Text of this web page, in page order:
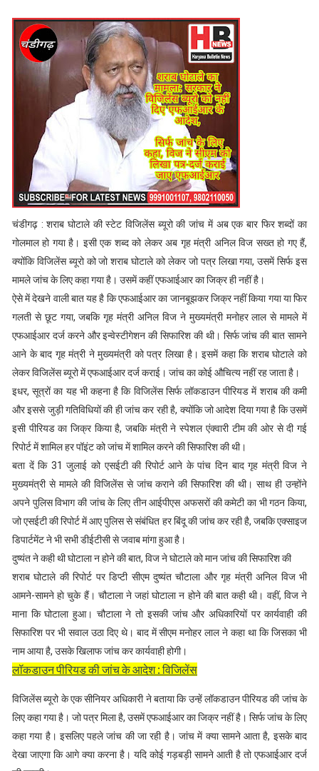
चंडीगढ़ : शराब घोटाले की स्टेट विजिलेंस ब्यूरो की जांच में अब एक बार फिर शब्दों का
गोलमाल हो गया है। इसी एक शब्द को लेकर अब गृह मंत्री अनिल विज सख्त हो गए हैं,
क्योंकि विजिलेंस ब्यूरो को जो शराब घोटाले को लेकर जो पत्र लिखा गया, उसमें सिर्फ इस
मामले जांच के लिए कहा गया है। उसमें कहीं एफआईआर का जिक्र ही नहीं है।
ऐसे में देखने वाली बात यह है कि एफआईआर का जानबूझकर जिक्र नहीं किया गया या फिर
गलती से छूट गया, जबकि गृह मंत्री अनिल विज ने मुख्यमंत्री मनोहर लाल से मामले में
एफआईआर दर्ज करने और इन्वेस्टीगेशन की सिफारिश की थी। सिर्फ जांच की बात सामने
आने के बाद गृह मंत्री ने मुख्यमंत्री को पत्र लिखा है। इसमें कहा कि शराब घोटाले को
लेकर विजिलेंस ब्यूरो में एफआईआर दर्ज कराई। जांच का कोई औचित्य नहीं रह जाता है।
इधर, सूत्रों का यह भी कहना है कि विजिलेंस सिर्फ लॉकडाउन पीरियड में शराब की कमी
और इससे जुड़ी गतिविधियों की ही जांच कर रही है, क्योंकि जो आदेश दिया गया है कि उसमें
इसी पीरियड का जिक्र किया है, जबकि मंत्री ने स्पेशल एंक्वारी टीम की ओर से दी गई
रिपोर्ट में शामिल हर पॉइंट को जांच में शामिल करने की सिफारिश की थी।
बता दें कि 31 जुलाई को एसईटी की रिपोर्ट आने के पांच दिन बाद गृह मंत्री विज ने
मुख्यमंत्री से मामले की विजिलेंस से जांच कराने की सिफारिश की थी। साथ ही उन्होंने
अपने पुलिस विभाग की जांच के लिए तीन आईपीएस अफसरों की कमेटी का भी गठन किया,
जो एसईटी की रिपोर्ट में आए पुलिस से संबंधित हर बिंदू की जांच कर रही है, जबकि एक्साइज
डिपार्टमेंट ने भी सभी डीईटीसी से जवाब मांगा हुआ है।
दुष्यंत ने कही थी घोटाला न होने की बात, विज ने घोटाले को मान जांच की सिफारिश की
शराब घोटाले की रिपोर्ट पर डिप्टी सीएम दुष्यंत चौटाला और गृह मंत्री अनिल विज भी
आमने-सामने हाे चुके हैं। चौटाला ने जहां घोटाला न होने की बात कही थी। वहीं, विज ने
माना कि घोटाला हुआ। चौटाला ने तो इसकी जांच और अधिकारियों पर कार्यवाही की
सिफारिश पर भी सवाल उठा दिए थे। बाद में सीएम मनोहर लाल ने कहा था कि जिसका भी
नाम आया है, उसके खिलाफ जांच कर कार्यवाही होगी।
लॉकडाउन पीरियड की जांच के आदेश : विजिलेंस
विजिलेंस ब्यूरो के एक सीनियर अधिकारी ने बताया कि उन्हें लॉकडाउन पीरियड की जांच के
लिए कहा गया है। जो पत्र मिला है, उसमें एफआईआर का जिक्र नहीं है। सिर्फ जांच के लिए
कहा गया है। इसलिए पहले जांच की जा रही है। जांच में क्या सामने आता है, इसके बाद
देखा जाएगा कि आगे क्या करना है। यदि कोई गड़बड़ी सामने आती है तो एफआईआर दर्ज